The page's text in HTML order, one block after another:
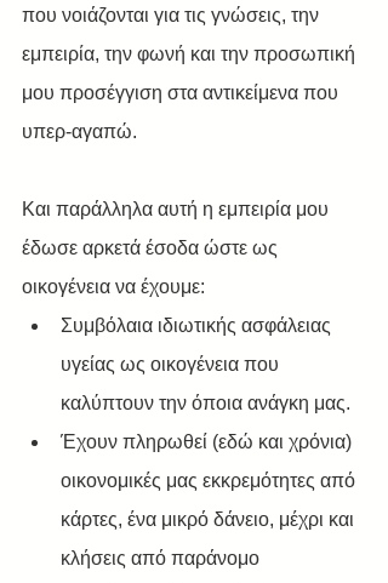
που νοιάζονται για τις γνώσεις, την
εμπειρία, την φωνή και την προσωπική
μου προσέγγιση στα αντικείμενα που
υπερ-αγαπώ.
Και παράλληλα αυτή η εμπειρία μου
έδωσε αρκετά έσοδα ώστε ως
οικογένεια να έχουμε:
Συμβόλαια ιδιωτικής ασφάλειας
υγείας ως οικογένεια που
καλύπτουν την όποια ανάγκη μας.
Έχουν πληρωθεί (εδώ και χρόνια)
οικονομικές μας εκκρεμότητες από
κάρτες, ένα μικρό δάνειο, μέχρι και
κλήσεις από παράνομο